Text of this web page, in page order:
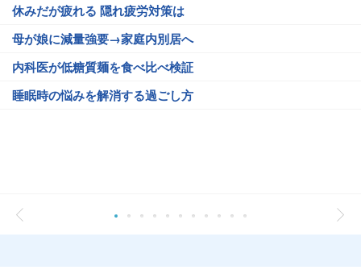
休みだが疲れる 隠れ疲労対策は
母が娘に減量強要→家庭内別居へ
内科医が低糖質麺を食べ比べ検証
睡眠時の悩みを解消する過ごし方